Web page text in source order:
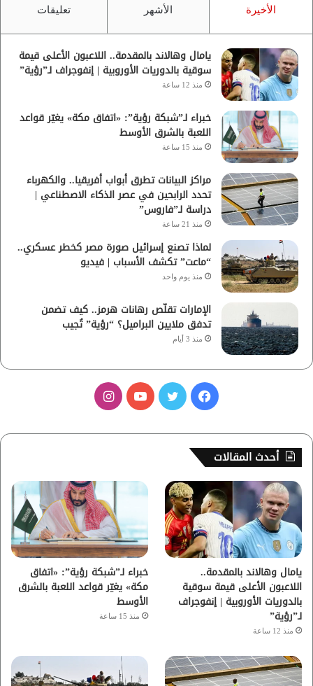
الأخيرة الأشهر تعليقات
يامال وهالاند بالمقدمة.. اللاعبون الأعلى قيمة
سوقية بالدوريات الأوروبية | إنفوجراف لـ”رؤية”
منذ 12 ساعة
خبراء لـ”شبكة رؤية”: «اتفاق مكة» يغيّر قواعد
اللعبة بالشرق الأوسط
منذ 15 ساعة
مراكز البيانات تطرق أبواب أفريقيا.. والكهرباء
تحدد الرابحين في عصر الذكاء الاصطناعي |
دراسة لـ”فاروس”
منذ 21 ساعة
لماذا تصنع إسرائيل صورة مصر كخطر عسكري..
“ماعت” تكشف الأسباب | فيديو
منذ يوم واحد
الإمارات تقلّص رهانات هرمز.. كيف تضمن
تدفق ملايين البراميل؟ “رؤية” تُجيب
منذ 3 أيام
س
ب
و
ك
ي
ب
ت
ق
ر
ا
م
أحدث المقالات
يامال وهالاند بالمقدمة..
اللاعبون الأعلى قيمة سوقية
بالدوريات الأوروبية | إنفوجراف
لـ”رؤية”
منذ 12 ساعة
خبراء لـ”شبكة رؤية”: «اتفاق
مكة» يغيّر قواعد اللعبة بالشرق
الأوسط
منذ 15 ساعة